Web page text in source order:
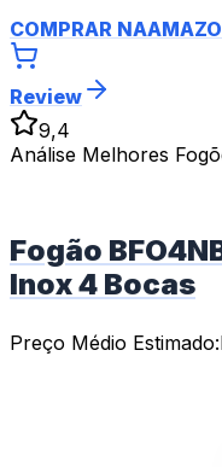
COMPRAR NA
Review
9,4
Análise Melhores
Fogão
Inox 4 Bocas
Preço Médio Estimado: